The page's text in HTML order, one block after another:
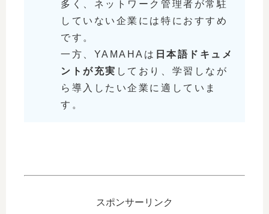
多く、ネットワーク管理者が常駐
していない企業には特におすすめ
です。
一方、YAMAHAは 日本語ドキュメ
ントが充実 しており、学習しなが
ら導入したい企業に適していま
す。
スポンサーリンク